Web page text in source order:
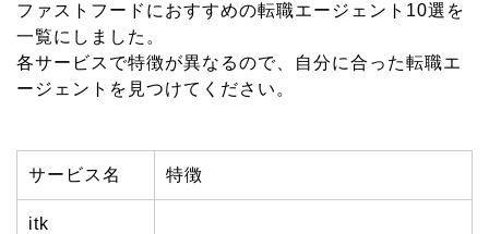
ファストフードにおすすめの転職エージェント10選を
一覧にしました。
各サービスで特徴が異なるので、自分に合った転職エ
ージェントを見つけてください。
サービス名 特徴
itk